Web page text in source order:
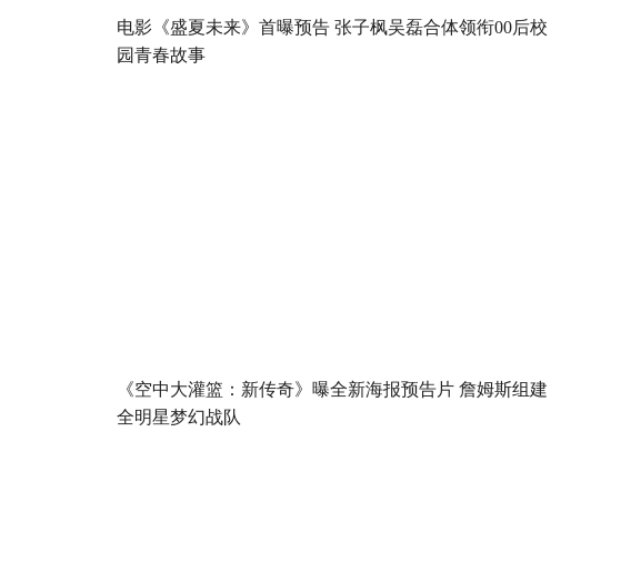
电影《盛夏未来》首曝预告 张子枫吴磊合体领衔00后校
园青春故事
《空中大灌篮：新传奇》曝全新海报预告片 詹姆斯组建
全明星梦幻战队